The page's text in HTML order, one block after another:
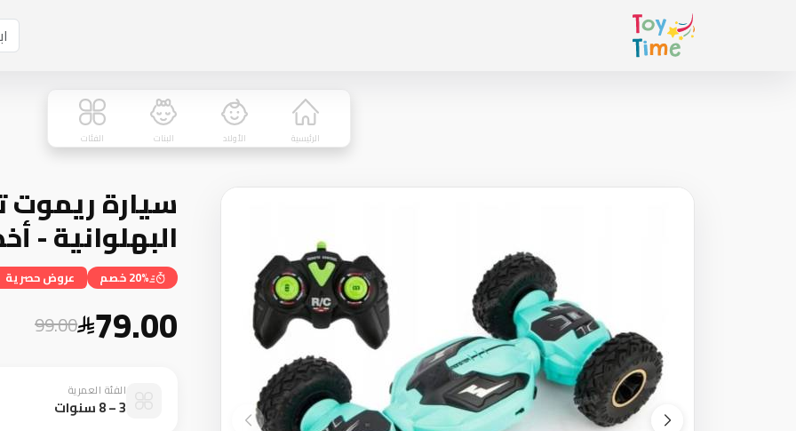
الرئيسية الأولاد البنات الفئات
سيارة
البهلوانية -
20% خصم عروض حصرية
79.00
99.00
الفئة العمرية
3 – 8 سنوات